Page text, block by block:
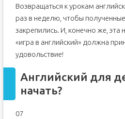
Возвращаться к урокам
раз в неделю, чтобы
закрепились. И, конечно же, эта
«игра в английский» должна
удовольствие!
Английский для
начать?
07